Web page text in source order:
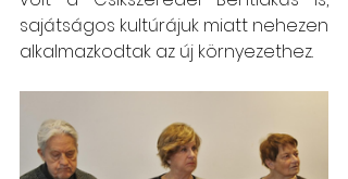
sajátságos kultúrájuk miatt nehezen
alkalmazkodtak az új környezethez.